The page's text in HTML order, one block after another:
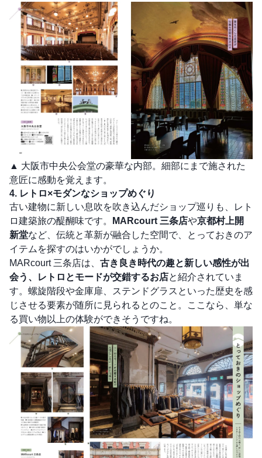
▲ 大阪市中央公会堂の豪華な内部。細部にまで施された
意匠に感動を覚えます。
4. レトロ×モダンなショップめぐり
古い建物に新しい息吹を吹き込んだショップ巡りも、レト
ロ建築旅の醍醐味です。
MARcourt 三条店や京都村上開
新堂など、伝統と革新が融合した空間で、とっておきのア
イテムを探すのはいかがでしょうか。
MARcourt 三条店は、 古き良き時代の趣と新しい感性が出
会う、レトロとモードが交錯するお店と紹介されていま
す。螺旋階段や金庫扉、ステンドグラスといった歴史を感
じさせる要素が随所に見られるとのこと。ここなら、単な
る買い物以上の体験ができそうですね。